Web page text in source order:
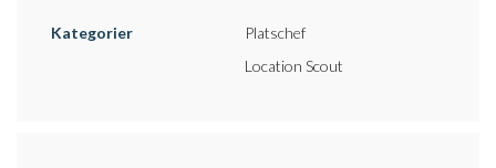
Kategorier
Platschef
Location Scout